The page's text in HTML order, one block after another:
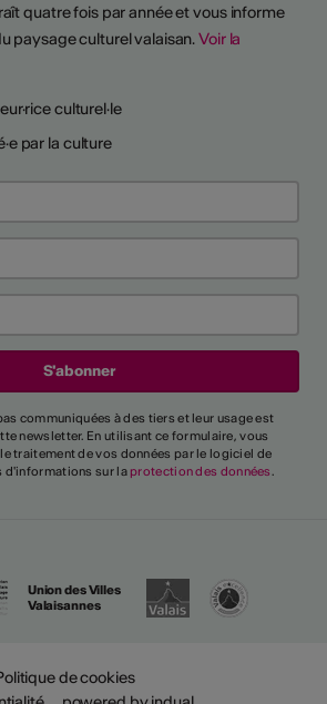
quatre fois par année et vous informe
paysage culturel valaisan.Voir la
culturel·le
par la culture
communiquées à des tiers et leur usage est
newsletter. En utilisant ce formulaire, vous
traitement de vos données par le logiciel de
d'informations sur la protection des données.
Union des Villes
Valaisannes
de cookies